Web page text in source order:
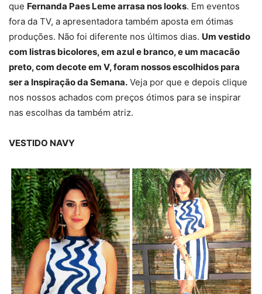
que Fernanda Paes Leme arrasa nos looks. Em eventos
fora da TV, a apresentadora também aposta em ótimas
produções. Não foi diferente nos últimos dias. Um vestido
com listras bicolores, em azul e branco, e um macacão
preto, com decote em V, foram nossos escolhidos para
ser a Inspiração da Semana. Veja por que e depois clique
nos nossos achados com preços ótimos para se inspirar
nas escolhas da também atriz.
VESTIDO NAVY